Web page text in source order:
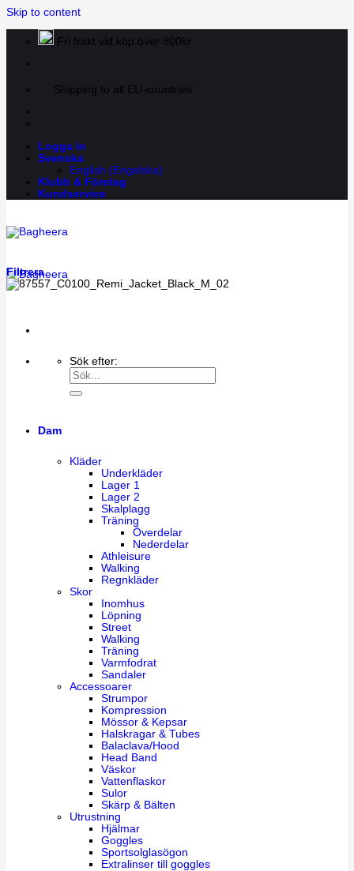
Skip to content
Fri frakt vid köp över 800kr
Shipping to all EU-countries
Logga in
Svenska
English (Engelska)
Klubb & Företag
Kundservice
Sök efter:
Dam
Kläder
Underkläder
Lager 1
Lager 2
Skalplagg
Träning
Överdelar
Nederdelar
Athleisure
Walking
Regnkläder
Skor
Inomhus
Löpning
Street
Walking
Träning
Varmfodrat
Sandaler
Accessoarer
Strumpor
Kompression
Mössor & Kepsar
Halskragar & Tubes
Balaclava/Hood
Head Band
Väskor
Vattenflaskor
Sulor
Skärp & Bälten
Utrustning
Hjälmar
Goggles
Sportsolglasögon
Extralinser till goggles
Filtrera